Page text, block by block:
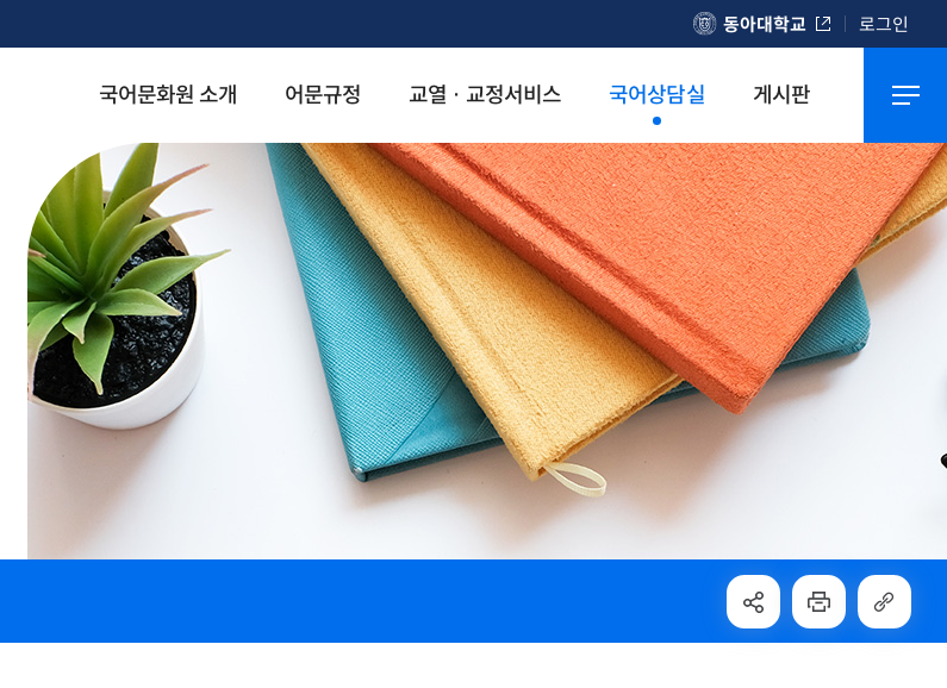
동아대학교 로그인
국어문화원 소개 어문규정 교열 · 교정서비스 국어상담실 게시판